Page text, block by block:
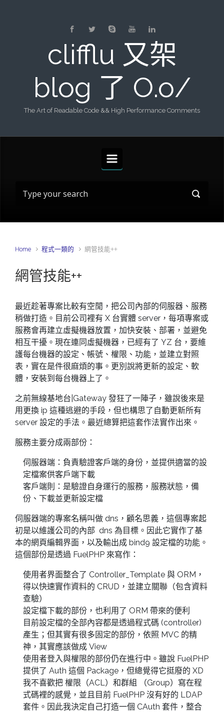
clifflu 又架
blog 了 O.o/
The Art of Readable Code && High Performance Comments
Home 程式一類的 網管技能++
網管技能++
最近趁著專案比較有空閒，把公司內部的伺服器、服務
稍做打造。目前公司裡有 X 台實體 server，每項專案或
服務會再建立虛擬機器放置，加快安裝、部署，並避免
相互干擾。現在連同虛擬機器，已經有了 YZ 台，要維
護每台機器的設定、帳號、權限、功能，並建立對照
表，實在是件很麻煩的事。更別說將更新的設定、軟
體，安裝到每台機器上了。
之前無線基地台|Gateway 發狂了一陣子，雖說後來是
用更換 ip 這種逃避的手段，但也構思了自動更新所有
server 設定的手法。最近總算把這套作法實作出來。
服務主要分成兩部份：
伺服器端：負責驗證客戶端的身份，並提供適當的設
定檔案供客戶端下載
客戶端則：是驗證自身運行的服務，服務狀態，備
份、下載並更新設定檔
伺服器端的專案名稱叫做 dns，顧名思義，這個專案起
初是以維護公司的內部 dns 為目標。因此它實作了基
本的網頁編輯界面，以及輸出成 bind9 設定檔的功能。
這個部份是透過 FuelPHP 來寫作：
使用者界面整合了 Controller_Template 與 ORM，
得以快速實作資料的 CRUD，並建立關聯（包含資料
查驗）
設定檔下載的部份，也利用了 ORM 帶來的便利
目前設定檔的全部內容都是透過程式碼 (controller)
產生；但其實有很多固定的部份，依照 MVC 的精
神，其實應該做成 View
使用者登入與權限的部份仍在進行中。雖說 FuelPHP
提供了 Auth 這個 Package，但總覺得它挺廢的 XD
我不喜歡把 權限（ACL）和群組 （Group）寫在程
式碼裡的感覺，並且目前 FuelPHP 沒有好的 LDAP
套件。因此我決定自己打造一個 CAuth 套件，整合